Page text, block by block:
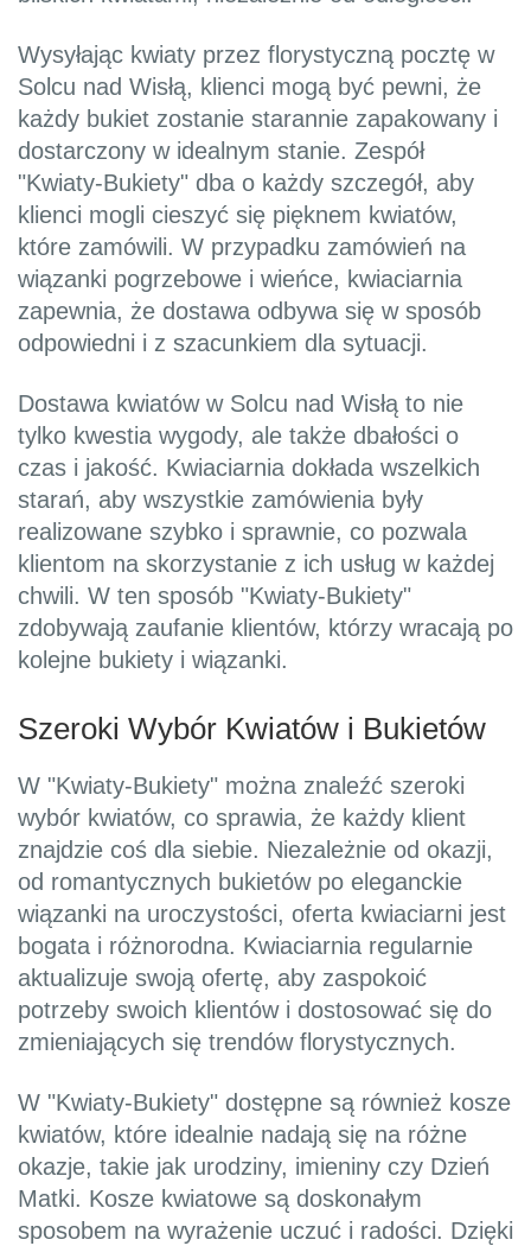
Wysyłając kwiaty przez florystyczną pocztę w
Solcu nad Wisłą, klienci mogą być pewni, że
każdy bukiet zostanie starannie zapakowany i
dostarczony w idealnym stanie. Zespół
"Kwiaty-Bukiety" dba o każdy szczegół, aby
klienci mogli cieszyć się pięknem kwiatów,
które zamówili. W przypadku zamówień na
wiązanki pogrzebowe i wieńce, kwiaciarnia
zapewnia, że dostawa odbywa się w sposób
odpowiedni i z szacunkiem dla sytuacji.
Dostawa kwiatów w Solcu nad Wisłą to nie
tylko kwestia wygody, ale także dbałości o
czas i jakość. Kwiaciarnia dokłada wszelkich
starań, aby wszystkie zamówienia były
realizowane szybko i sprawnie, co pozwala
klientom na skorzystanie z ich usług w każdej
chwili. W ten sposób "Kwiaty-Bukiety"
zdobywają zaufanie klientów, którzy wracają po
kolejne bukiety i wiązanki.
Szeroki Wybór Kwiatów i Bukietów
W "Kwiaty-Bukiety" można znaleźć szeroki
wybór kwiatów, co sprawia, że każdy klient
znajdzie coś dla siebie. Niezależnie od okazji,
od romantycznych bukietów po eleganckie
wiązanki na uroczystości, oferta kwiaciarni jest
bogata i różnorodna. Kwiaciarnia regularnie
aktualizuje swoją ofertę, aby zaspokoić
potrzeby swoich klientów i dostosować się do
zmieniających się trendów florystycznych.
W "Kwiaty-Bukiety" dostępne są również kosze
kwiatów, które idealnie nadają się na różne
okazje, takie jak urodziny, imieniny czy Dzień
Matki. Kosze kwiatowe są doskonałym
sposobem na wyrażenie uczuć i radości. Dzięki